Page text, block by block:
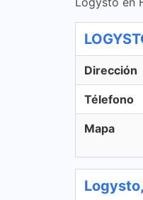
Dirección
Télefono
Mapa